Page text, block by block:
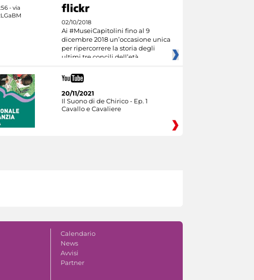
02/10/2018
Ai #MuseiCapitolini fino al 9
dicembre 2018 un’occasione unica
per ripercorrere la storia degli
ultimi tre concili dell’età
20/11/2021
Il Suono di de Chirico - Ep. 1
Cavallo e Cavaliere
Calendario
News
Avvisi
Partner